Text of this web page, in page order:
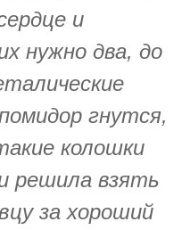
и
нужно два, до
гнутся,
колошки
решила взять
за хороший